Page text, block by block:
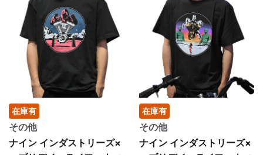
在庫有
その他
ナイン インダストリーズ×
在庫有
その他
ナイン インダストリーズ×